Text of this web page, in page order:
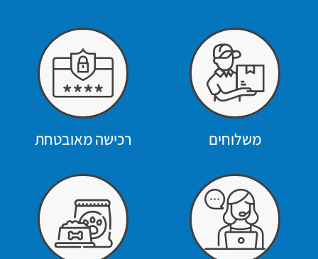
משלוחים רכישה מאובטחת